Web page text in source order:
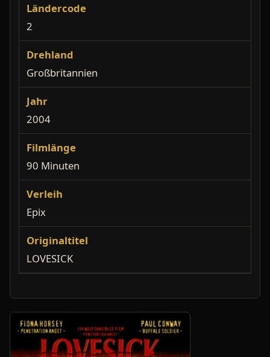
Ländercode
2
Drehland
Großbritannien
Jahr
2004
Filmlänge
90 Minuten
Verleih
Epix
Originaltitel
LOVESICK